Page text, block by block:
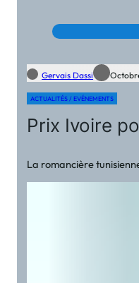
Gervais Dassi
ACTUALITÉS / EVÉNEMENTS
Prix Ivoire
La romancière